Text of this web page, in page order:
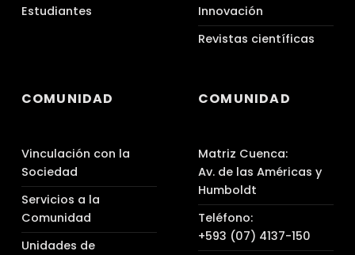
Estudiantes
Innovación
Revistas científicas
COMUNIDAD
Vinculación con la
Sociedad
Servicios a la
Comunidad
Unidades de
COMUNIDAD
Matriz Cuenca:
Av. de las Américas y
Humboldt
Teléfono:
+593 (07) 4137-150